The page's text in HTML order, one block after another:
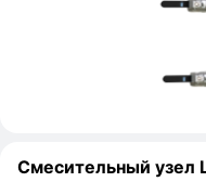
Смесительный узел